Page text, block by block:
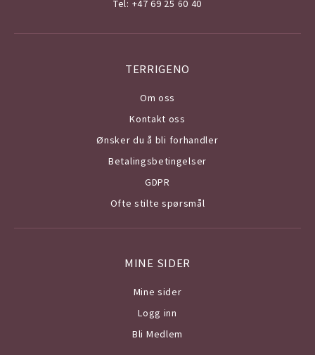
Tel: +47 69 25 60 40
TERRIGENO
Om oss
Kontakt oss
Ønsker du å bli forhandler
Betalingsbetingelser
GDPR
Ofte stilte spørsmål
MINE SIDER
Mine sider
Logg inn
Bli Medlem